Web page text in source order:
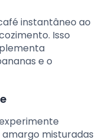
instantâneo ao
Isso
e o
misturadas